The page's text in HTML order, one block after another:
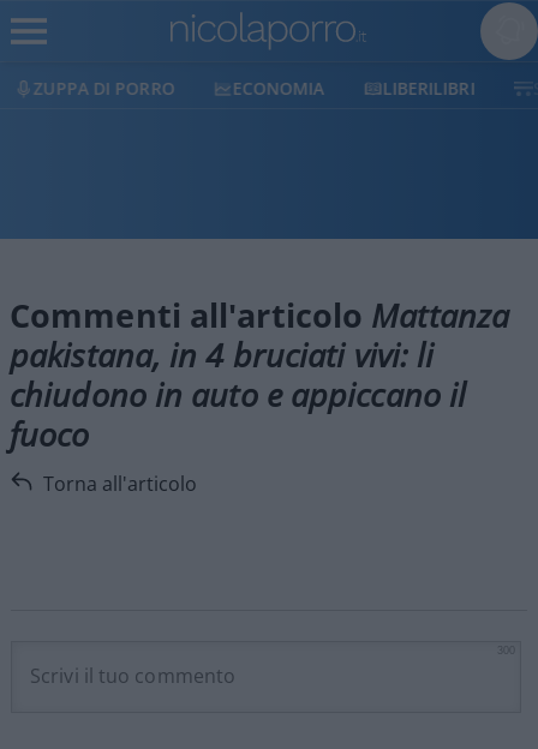
ZUPPA DI PORRO ECONOMIA LIBERILIBRI
Commenti all'articolo Mattanza
pakistana, in 4 bruciati vivi: li
chiudono in auto e appiccano il
fuoco
Torna all'articolo